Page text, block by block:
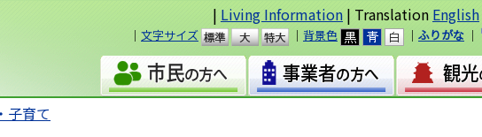
| Living Information | Translation English
｜ 文字サイズ
準
大
｜ 背景色 ｜ ふりがな ｜
子育て